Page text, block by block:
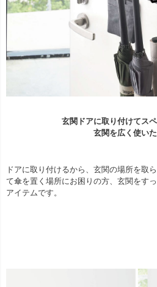
玄関ドアに取り付けてス
玄関を広く使い
ドアに取り付けるから、玄関の場所を取
て傘を置く場所にお困りの方、玄関をす
アイテムです。